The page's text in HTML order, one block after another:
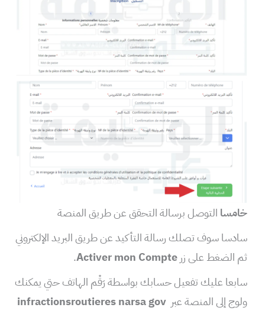
خامسا التوصل برسالة التحقق عن طريق المنصة
سادسا سوف تصلك رسالة التأكيد عن طريق البريد الإلكتروني
ثم الضغط على زر Activer mon Compte
.
سابعا عليك تفعيل حسابك بواسطة رَقْم الهاتف حتي يمكنك
ولوج إلى المنصة عبر infractionsroutieres narsa gov